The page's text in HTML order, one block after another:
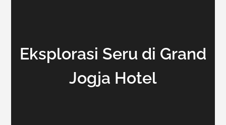
Eksplorasi Seru di Grand
Jogja Hotel